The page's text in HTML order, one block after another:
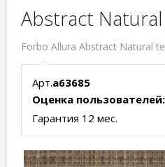
Abstract
Forbo Allura Abstract Natural
Арт.a63685
Оценка пользователей:
Гарантия 12 мес.